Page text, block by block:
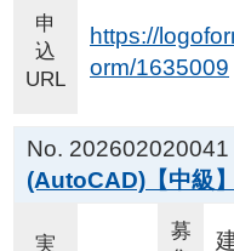
申
込
URL
https://
orm/1635009
No.
(AutoCAD)【中級】
実
募